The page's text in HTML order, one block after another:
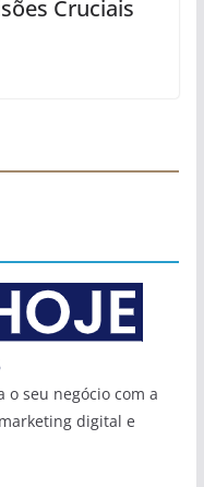
Cruciais
o seu negócio com a
digital e